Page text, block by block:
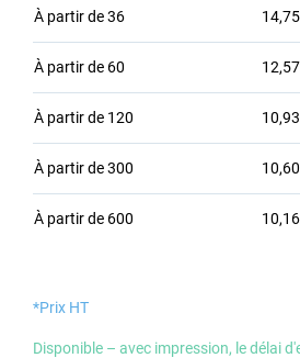
À partir de36
À partir de 60
À partir de 120
À partir de300
À partir de 600
*Prix HT
Disponible – avec impression, le délai